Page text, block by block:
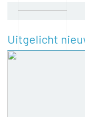
Uitgelicht